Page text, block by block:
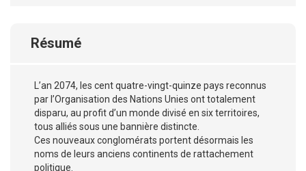
Résumé
L’an 2074, les cent quatre-vingt-quinze pays reconnus
par l’Organisation des Nations Unies ont totalement
disparu, au profit d’un monde divisé en six territoires,
tous alliés sous une bannière distincte.
Ces nouveaux conglomérats portent désormais les
noms de leurs anciens continents de rattachement
politique.